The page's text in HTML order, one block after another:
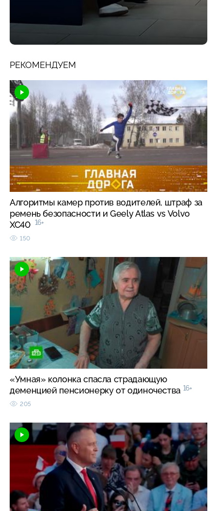
РЕКОМЕНДУЕМ
Алгоритмы камер против водителей, штраф за
ремень безопасности и Geely Atlas vs Volvo
XC40 16+
150
«Умная» колонка спасла страдающую
деменцией пенсионерку от одиночества 16+
205